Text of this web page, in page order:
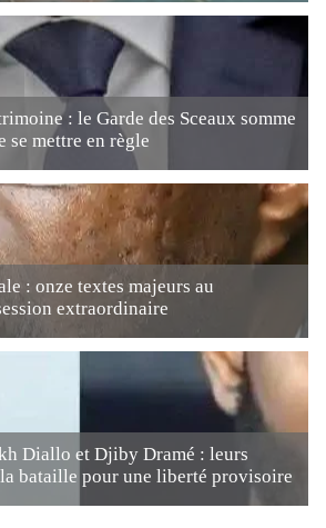
: le Garde des Sceaux somme
se mettre en règle
: onze textes majeurs au
extraordinaire
Diallo et Djiby Dramé : leurs
bataille pour une liberté provisoire